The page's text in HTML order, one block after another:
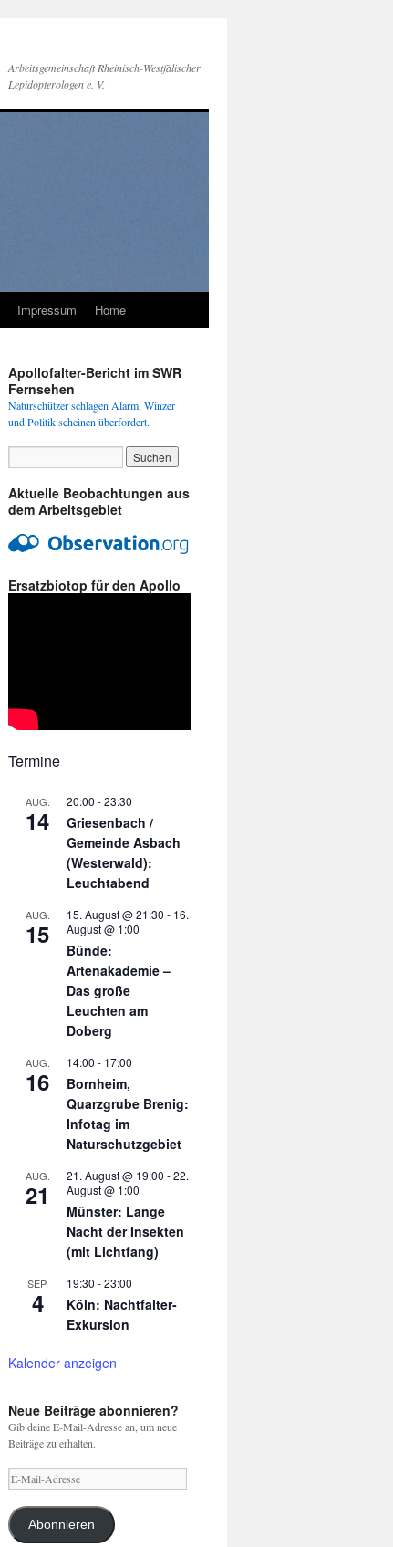
Arbeitsgemeinschaft Rheinisch-Westfälischer
Lepidopterologen e. V.
Impressum Home
Apollofalter-Bericht im SWR
Fernsehen
Naturschützer schlagen Alarm, Winzer
und Politik scheinen überfordert.
Aktuelle Beobachtungen aus
dem Arbeitsgebiet
Ersatzbiotop für den Apollo
Termine
AUG.
14
20:00 -23:30
Griesenbach /
Gemeinde Asbach
(Westerwald):
Leuchtabend
AUG.
15
15. August @ 21:30 - 16.
August @ 1:00
Bünde:
Artenakademie –
Das große
Leuchten am
Doberg
AUG.
16
14:00 - 17:00
Bornheim,
Quarzgrube Brenig:
Infotag im
Naturschutzgebiet
AUG.
21
21. August @ 19:00 -22.
August @ 1:00
Münster: Lange
Nacht der Insekten
(mit Lichtfang)
SEP.
4
19:30 -23:00
Köln: Nachtfalter-
Exkursion
Kalender anzeigen
Neue Beiträge abonnieren?
Gib deine E-Mail-Adresse an, um neue
Beiträge zu erhalten.
E-
Mail-
Adresse
Abonnieren